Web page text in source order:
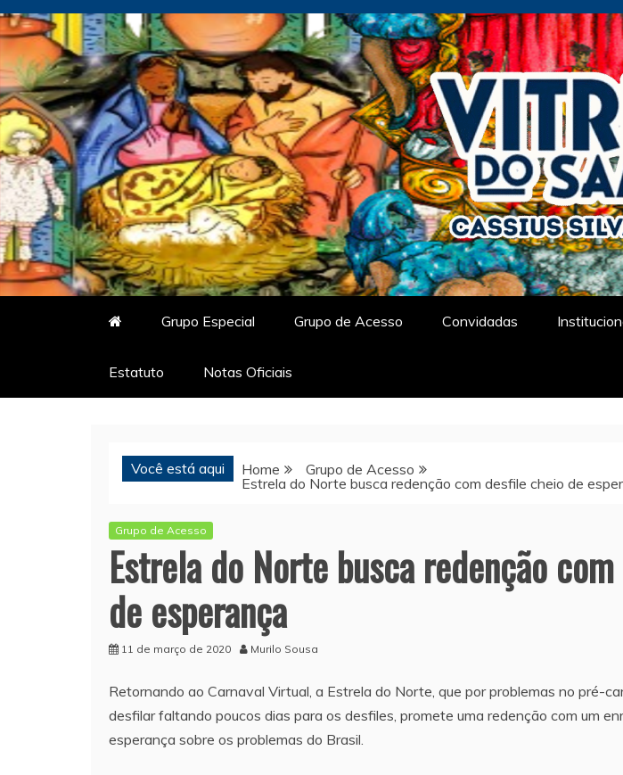
Skip
to
content
Vitrine do Samba
O Portal de Notícias do Carnaval Virtual
Grupo Especial Grupo de Acesso Convidadas
Estatuto Notas Oficiais
Você está aqui Home
Grupo de Acesso
Estrela do Norte busca redenção com desfile cheio de
Grupo de Acesso
Estrela do Norte busca redenção
de esperança
11 de março de 2020 Murilo Sousa
Retornando ao Carnaval Virtual, a Estrela do Norte, que por problemas no pré-
desfilar faltando poucos dias para os desfiles, promete uma redenção com um
esperança sobre os problemas do Brasil.